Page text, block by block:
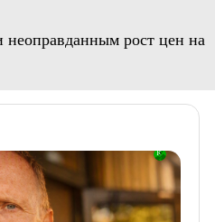
рост цен на